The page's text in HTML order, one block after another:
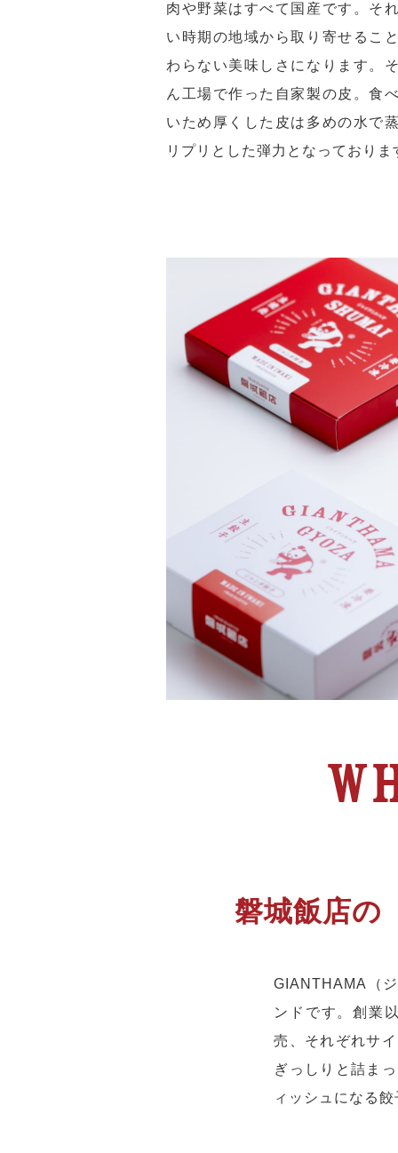
肉や野菜はすべて国産です。そ
い時期の地域から取り寄せるこ
わらない美味しさになります。
ん工場で作った自家製の皮。食
いため厚くした皮は多めの水で
リプリとした弾力となっておりま
磐城飯店の
GIANTHAMA（
ンドです。創業
売、それぞれサ
ぎっしりと詰ま
ィッシュになる